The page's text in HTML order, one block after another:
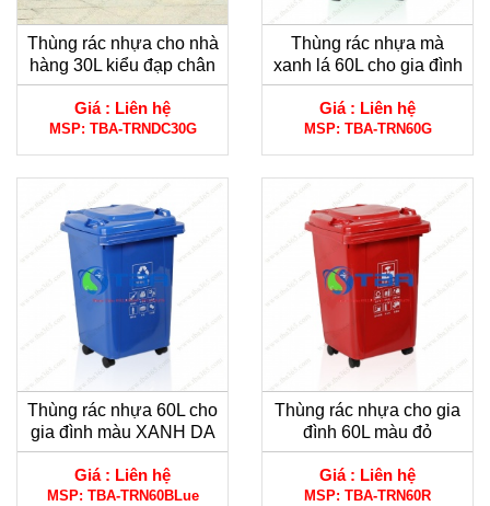
Thùng rác nhựa cho nhà
hàng 30L kiểu đạp chân
màu xanh lá
Giá : Liên hệ
MSP: TBA-TRNDC30G
Thùng rác nhựa mà
xanh lá 60L cho gia đình
Giá : Liên hệ
MSP: TBA-TRN60G
Thùng rác nhựa 60L cho
gia đình màu XANH DA
TRỜI
Giá : Liên hệ
MSP: TBA-TRN60BLue
Thùng rác nhựa cho gia
đình 60L màu đỏ
Giá : Liên hệ
MSP: TBA-TRN60R